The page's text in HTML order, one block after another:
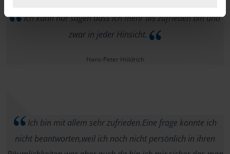
Ich kann nur sagen dass ich mehr als zufrieden bin und
zwar in jeder Hinsicht.
Hans-Peter Höldrich
Ich bin mit allem sehr zufrieden.Eine frage konnte ich
nicht beantworten,weil ich noch nicht persönlich in ihren